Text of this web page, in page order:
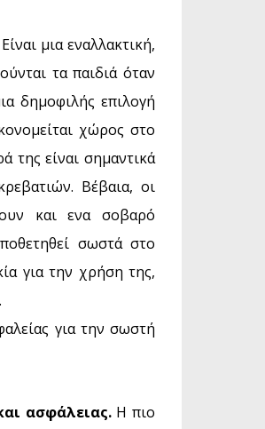
μια εναλλακτική,
τα παιδιά όταν
δημοφιλής επιλογή
χώρος στο
της είναι σημαντικά
Βέβαια, οι
και ενα σοβαρό
σωστά στο
για την χρήση της,
για την σωστή
ασφάλειας.Η πιο